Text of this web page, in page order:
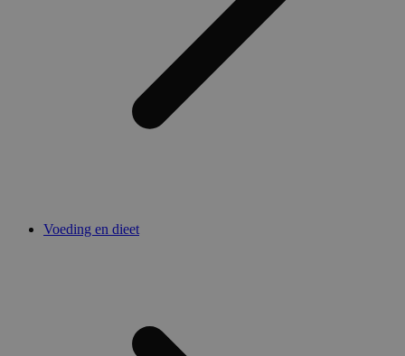
Voeding en dieet